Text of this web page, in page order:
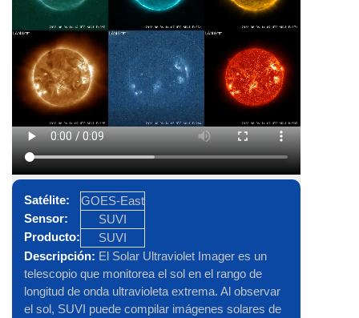
noche de GOES-East/ABI.
Satélite:
GOES-East
Sensor:
SUVI
Producto:
SUVI
Descripción: El Solar Ultraviolet Imager es un
telescopio que monitorea el sol en el rango de
longitud de onda ultravioleta extrema. Al observar
el sol, SUVI puede compilar imágenes solares de